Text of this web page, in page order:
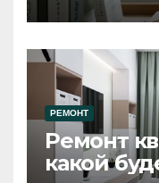
РЕМОНТ
Ремонт
какой